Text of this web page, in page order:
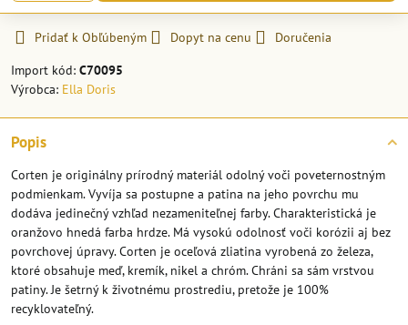
Pridať k Obľúbeným Dopyt na cenu
Doručenia
Import kód: C70095
Výrobca: Ella Doris
Popis
Corten je originálny prírodný materiál odolný voči poveternostným
podmienkam. Vyvíja sa postupne a patina na jeho povrchu mu
dodáva jedinečný vzhľad nezameniteľnej farby. Charakteristická je
oranžovo hnedá farba hrdze. Má vysokú odolnosť voči korózii aj bez
povrchovej úpravy. Corten je oceľová zliatina vyrobená zo železa,
ktoré obsahuje meď, kremík, nikel a chróm. Chráni sa sám vrstvou
patiny. Je šetrný k životnému prostrediu, pretože je 100%
recyklovateľný.